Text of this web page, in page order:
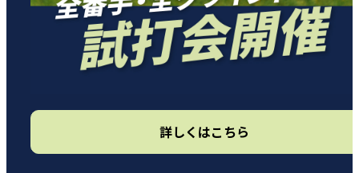
詳しくはこちら